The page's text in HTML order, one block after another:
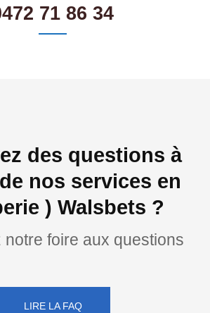
71 86 34
des questions à
nos services en
) Walsbets ?
notre foire aux questions
LIRE LA FAQ